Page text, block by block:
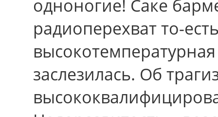
одноногие! Саке
радиоперехват то-
заслезилась. Об